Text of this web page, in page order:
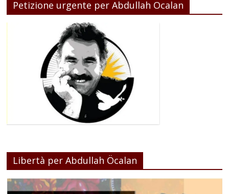
Petizione urgente per Abdullah Ocalan
Libertà per Abdullah Öcalan